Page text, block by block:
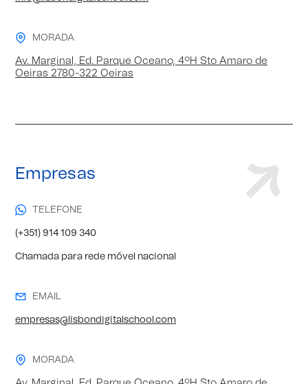
MORADA
Av. Marginal, Ed. Parque Oceano, 4ºH Sto Amaro de
Oeiras 2780-322 Oeiras
Empresas
TELEFONE
(+351) 914 109 340
Chamada para rede móvel nacional
EMAIL
empresas@lisbondigitalschool.com
MORADA